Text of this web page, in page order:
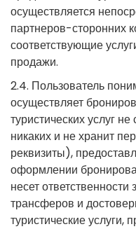
осуществляется
партнеров-сторонних
соответствующие
продажи.
2.4. Пользователь
осуществляет
туристических услуг
никаких и не хранит
реквизиты),
оформлении
несет
трансферов и
туристические